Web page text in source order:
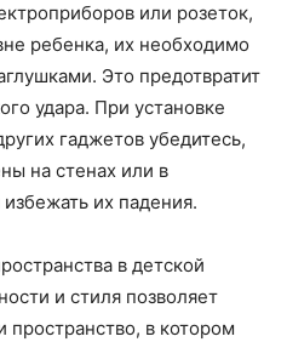
или розеток,
ребенка, их необходимо
Это предотвратит
удара. При установке
гаджетов убедитесь,
на стенах или в
их падения.
в детской
и стиля позволяет
пространство, в котором